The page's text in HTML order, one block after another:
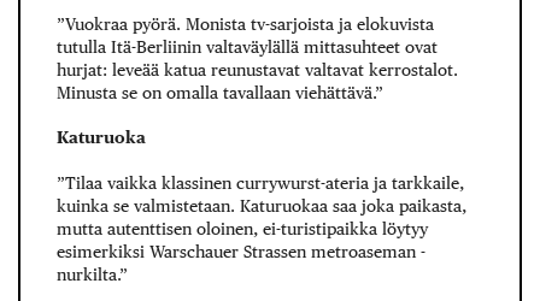
”Vuokraa pyörä. Monista tv-sarjoista ja elokuvista
tutulla Itä-Berliinin valtaväylällä mittasuhteet ovat
hurjat: leveää katua reunustavat valtavat kerrostalot.
Minusta se on omalla tavallaan viehättävä.”
Katuruoka
”Tilaa vaikka klassinen currywurst-ateria ja tarkkaile,
kuinka se valmistetaan. Katuruokaa saa joka paikasta,
mutta autenttisen oloinen, ei-turistipaikka löytyy
esimerkiksi Warschauer Strassen metroaseman ­
nurkilta.”